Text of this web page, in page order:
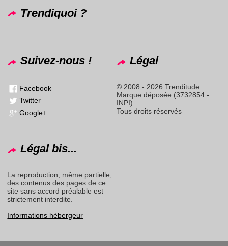
Trendiquoi ?
Suivez-nous !
Facebook
Twitter
Google+
Légal
© 2008 - 2026 Trenditude
Marque déposée (3732854 -
INPI)
Tous droits réservés
Légal bis...
La reproduction, même partielle,
des contenus des pages de ce
site sans accord préalable est
strictement interdite.
Informations hébergeur